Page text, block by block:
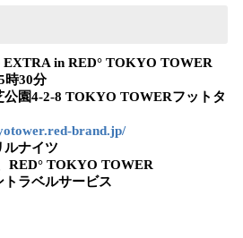
EXTRA in RED° TOKYO TOWER
時30分
公園4-2-8 TOKYO TOWERフットタ
brand.jp/
ルナイツ
RED° TOKYO TOWER
ラベルサービス